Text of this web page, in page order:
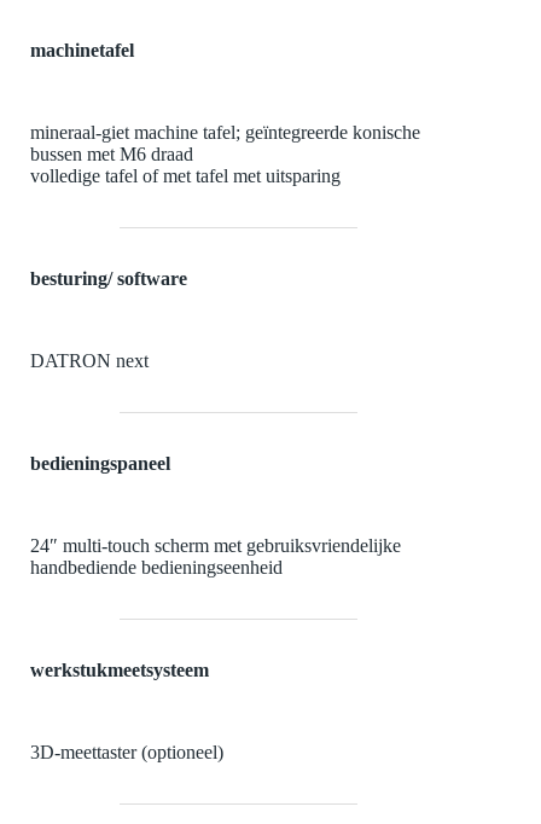
machinetafel
mineraal-giet machine tafel; geïntegreerde konische
bussen met M6 draad
volledige tafel of met tafel met uitsparing
besturing/ software
DATRON next
bedieningspaneel
24″ multi-touch scherm met gebruiksvriendelijke
handbediende bedieningseenheid
werkstukmeetsysteem
3D-meettaster (optioneel)